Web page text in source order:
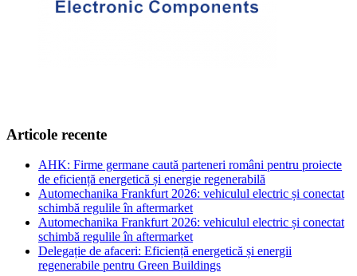
Articole recente
AHK: Firme germane caută parteneri români pentru proiecte
de eficiență energetică și energie regenerabilă
Automechanika Frankfurt 2026: vehiculul electric și conectat
schimbă regulile în aftermarket
Automechanika Frankfurt 2026: vehiculul electric și conectat
schimbă regulile în aftermarket
Delegație de afaceri: Eficiență energetică și energii
regenerabile pentru Green Buildings